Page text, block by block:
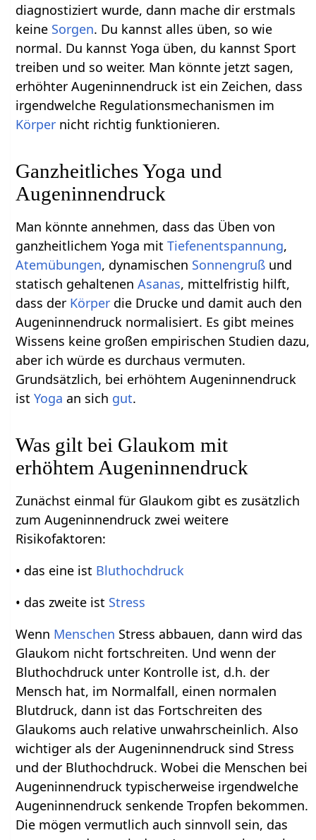
diagnostiziert wurde, dann mache dir erstmals
keine Sorgen. Du kannst alles üben, so wie
normal. Du kannst Yoga üben, du kannst Sport
treiben und so weiter. Man könnte jetzt sagen,
erhöhter Augeninnendruck ist ein Zeichen, dass
irgendwelche Regulationsmechanismen im
Körper nicht richtig funktionieren.
Ganzheitliches Yoga und
Augeninnendruck
Man könnte annehmen, dass das Üben von
ganzheitlichem Yoga mitTiefenentspannung,
Atemübungen, dynamischen Sonnengruß und
statisch gehaltenenAsanas, mittelfristig hilft,
dass der Körper die Drucke und damit auch den
Augeninnendruck normalisiert. Es gibt meines
Wissens keine großen empirischen Studien dazu,
aber ich würde es durchaus vermuten.
Grundsätzlich, bei erhöhtem Augeninnendruck
istYoga an sich gut.
Was gilt bei Glaukom mit
erhöhtem Augeninnendruck
Zunächst einmal für Glaukom gibt es zusätzlich
zum Augeninnendruck zwei weitere
Risikofaktoren:
• das eine ist Bluthochdruck
• das zweite ist Stress
Wenn Menschen Stress abbauen, dann wird das
Glaukom nicht fortschreiten. Und wenn der
Bluthochdruck unter Kontrolle ist, d.h. der
Mensch hat, im Normalfall, einen normalen
Blutdruck, dann ist das Fortschreiten des
Glaukoms auch relative unwahrscheinlich. Also
wichtiger als der Augeninnendruck sind Stress
und der Bluthochdruck. Wobei die Menschen bei
Augeninnendruck typischerweise irgendwelche
Augeninnendruck senkende Tropfen bekommen.
Die mögen vermutlich auch sinnvoll sein, das